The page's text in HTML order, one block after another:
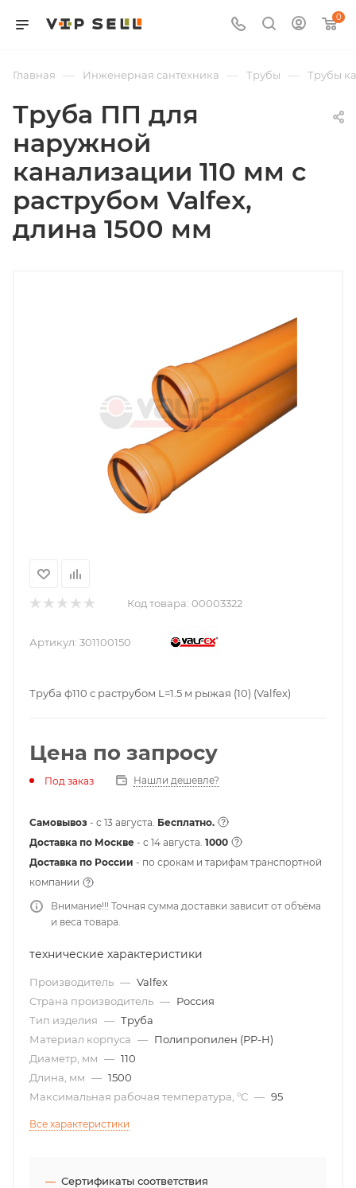
0
Главная — Инженерная сантехника — Трубы — Трубы
Труба ПП для
наружной
канализации 110 мм с
раструбом Valfex,
длина 1500 мм
Код товара: 00003322
Артикул: 301100150
Труба ф110 с раструбом L=1.5 м рыжая (10) (Valfex)
Цена по запросу
Под заказ Нашли дешевле?
Самовывоз - с 13 августа. Бесплатно.
Доставка по Москве - c 14 августа. 1000
Доставка по России - по срокам и тарифам транспортной
компании
Внимание!!! Точная сумма доставки зависит от объёма
и веса товара.
технические характеристики
Производитель — Valfex
Страна производитель — Россия
Тип изделия — Труба
Материал корпуса — Полипропилен (РР-Н)
Диаметр, мм — 110
Длина, мм — 1500
Максимальная рабочая температура, °С — 95
Все характеристики
Сертификаты соответствия